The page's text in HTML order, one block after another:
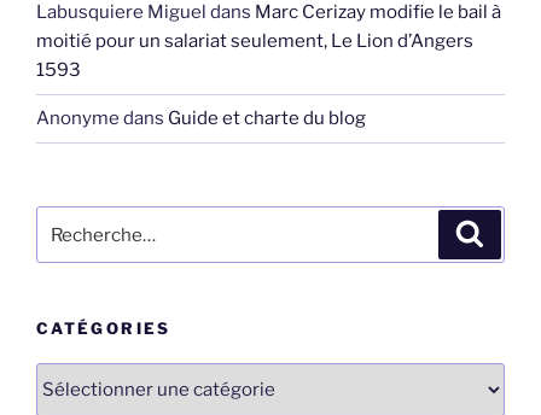
Labusquiere Miguel dans Marc Cerizay modifie le bail à
moitié pour un salariat seulement, Le Lion d’Angers
1593
Anonyme dans Guide et charte du blog
pour
CATÉGORIES
Catégories